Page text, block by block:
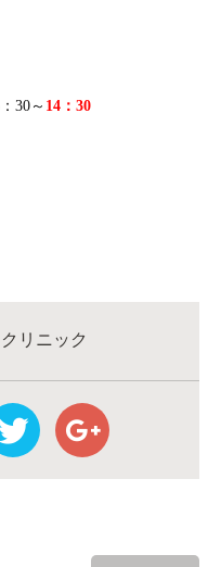
～ 14：30
リニック